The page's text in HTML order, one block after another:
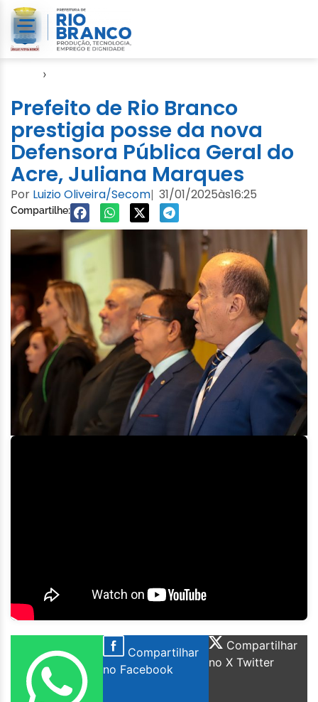
›
Prefeito de Rio Branco
prestigia posse da nova
Defensora Pública Geral do
Acre, Juliana Marques
Por Luizio Oliveira/Secom| 31/01/2025às16:25
Compartilhe:
Compartilhar
no Facebook
Compartilhar
no X Twitter